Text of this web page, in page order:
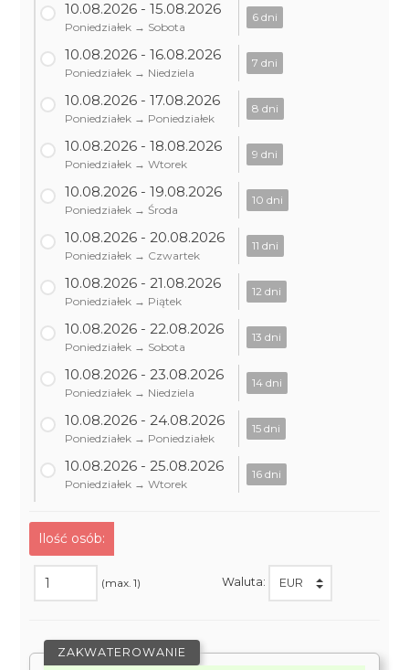
10.08.2026 - 15.08.2026
Poniedziałek → Sobota
6 dni
10.08.2026 - 16.08.2026
Poniedziałek → Niedziela
7 dni
10.08.2026 - 17.08.2026
Poniedziałek → Poniedziałek
8 dni
10.08.2026 - 18.08.2026
Poniedziałek → Wtorek
9 dni
10.08.2026 - 19.08.2026
Poniedziałek → Środa
10 dni
10.08.2026 - 20.08.2026
Poniedziałek → Czwartek
11 dni
10.08.2026 - 21.08.2026
Poniedziałek → Piątek
12 dni
10.08.2026 - 22.08.2026
Poniedziałek → Sobota
13 dni
10.08.2026 - 23.08.2026
Poniedziałek → Niedziela
14 dni
10.08.2026 - 24.08.2026
Poniedziałek → Poniedziałek
15 dni
10.08.2026 - 25.08.2026
Poniedziałek → Wtorek
16 dni
Ilość osób:
(max. 1) Waluta:
ZAKWATEROWANIE